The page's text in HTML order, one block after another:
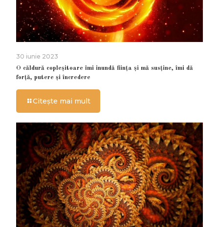
30 iunie 2023
O căldură copleșitoare îmi inundă ființa și mă susține, îmi dă
forță, putere și încredere
Citește mai mult